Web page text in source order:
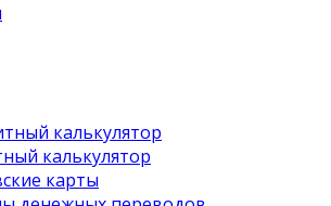
калькулятор
калькулятор
карты